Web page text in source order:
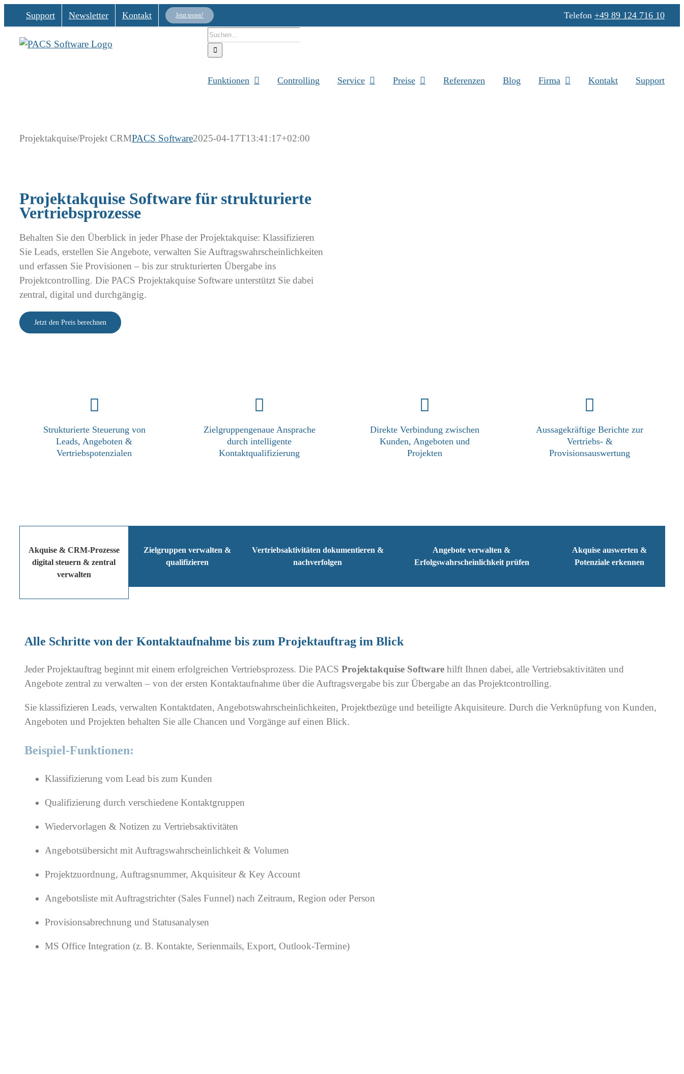
Inhalt
springen
Support Newsletter Kontakt Jetzt testen! Telefon +49 89 124 716 10
Suche
nach:
Funktionen Controlling Service Preise Referenzen Blog Firma Kontakt Support
Projektakquise/Projekt CRMPACS Software2025-04-17T13:41:17+02:00
Projektakquise Software für strukturierte
Vertriebsprozesse
Behalten Sie den Überblick in jeder Phase der Projektakquise: Klassifizieren
Sie Leads, erstellen Sie Angebote, verwalten Sie Auftragswahrscheinlichkeiten
und erfassen Sie Provisionen – bis zur strukturierten Übergabe ins
Projektcontrolling. Die PACS Projektakquise Software unterstützt Sie dabei
zentral, digital und durchgängig.
Jetzt den Preis berechnen
Strukturierte Steuerung von
Leads, Angeboten &
Vertriebspotenzialen
Zielgruppengenaue Ansprache
durch intelligente
Kontaktqualifizierung
Direkte Verbindung zwischen
Kunden, Angeboten und
Projekten
Aussagekräftige Berichte zur
Vertriebs- &
Provisionsauswertung
Akquise & CRM-Prozesse
digital steuern & zentral
verwalten
Zielgruppen verwalten &
qualifizieren
Vertriebsaktivitäten dokumentieren &
nachverfolgen
Angebote verwalten &
Erfolgswahrscheinlichkeit prüfen
Akquise auswerten &
Potenziale erkennen
Alle Schritte von der Kontaktaufnahme bis zum Projektauftrag im Blick
Jeder Projektauftrag beginnt mit einem erfolgreichen Vertriebsprozess. Die PACS Projektakquise Softwarehilft Ihnen dabei, alle Vertriebsaktivitäten und
Angebote zentral zu verwalten – von der ersten Kontaktaufnahme über die Auftragsvergabe bis zur Übergabe an das Projektcontrolling.
Sie klassifizieren Leads, verwalten Kontaktdaten, Angebotswahrscheinlichkeiten, Projektbezüge und beteiligte Akquisiteure. Durch die Verknüpfung von Kunden,
Angeboten und Projekten behalten Sie alle Chancen und Vorgänge auf einen Blick.
Beispiel-Funktionen:
Klassifizierung vom Lead bis zum Kunden
Qualifizierung durch verschiedene Kontaktgruppen
Wiedervorlagen & Notizen zu Vertriebsaktivitäten
Angebotsübersicht mit Auftragswahrscheinlichkeit & Volumen
Projektzuordnung, Auftragsnummer, Akquisiteur & Key Account
Angebotsliste mit Auftragstrichter (Sales Funnel) nach Zeitraum, Region oder Person
Provisionsabrechnung und Statusanalysen
MS Office Integration (z. B. Kontakte, Serienmails, Export, Outlook-Termine)